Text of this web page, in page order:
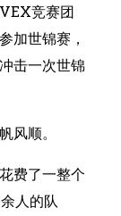
竞赛团
加世锦赛，
击一次世锦
风顺。
费了一整个
人的队